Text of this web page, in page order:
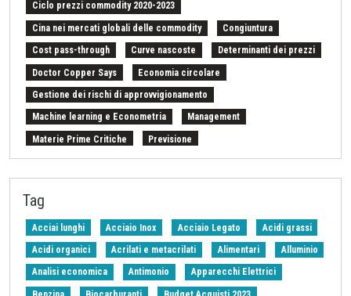
Sezioni
Analisi settimanale LME Analisi settimanale Petrolio
Analisi settimanale energetici
Ciclo prezzi commodity 2020-2023
Cina nei mercati globali delle commodity
Cost pass-through Curve nascoste Determinanti dei prezzi
Doctor Copper Says Economia circolare
Procurement Intelligence Settimana Finanziaria Materie Prime
Should Cost Stretto di Hormuz Strumenti e Metodologie
Tariffe sulle importazioni Z-Budget acquisti 2024
Tag